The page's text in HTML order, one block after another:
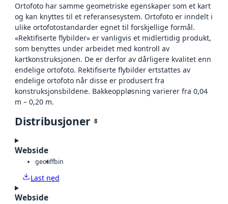
Ortofoto har samme geometriske egenskaper som et kart
og kan knyttes til et referansesystem. Ortofoto er inndelt i
ulike ortofotostandarder egnet til forskjellige formål.
«Rektifiserte flybilder» er vanligvis et midlertidig produkt,
som benyttes under arbeidet med kontroll av
kartkonstruksjonen. De er derfor av dårligere kvalitet enn
endelige ortofoto. Rektifiserte flybilder ertstattes av
endelige ortofoto når disse er produsert fra
konstruksjonsbildene. Bakkeoppløsning varierer fra 0,04
m – 0,20 m.
Distribusjoner 8
Webside
geotiffbin
Last ned
Webside